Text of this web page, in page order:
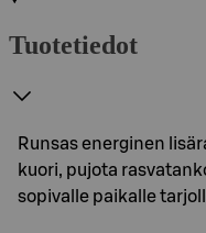
Tuotetiedot
Runsas energinen
kuori, pujota
sopivalle paikalle